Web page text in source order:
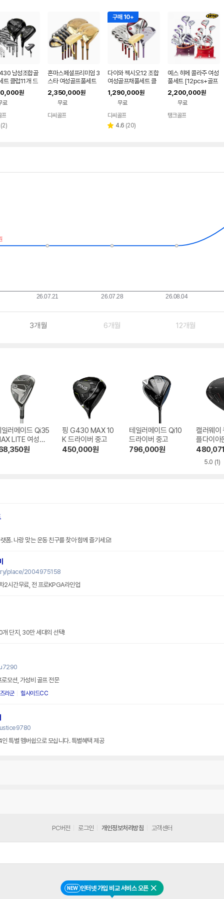
NEW 인터넷 가입 비교 서비스 오픈 닫기
남성조합골
트 클럽11개 드
1 유틸1 6I 퍼터
원
료
프
리
(2)
혼마스페셜프리미엄 3
스타 여성골프풀세트
클럽12개 드라이버 3
번 5번우드 8I 퍼터
2,350,000원
무료
디씨골프
구매 10+
다이와 젝시오12 조합
여성골프채풀세트 클
럽11개 드라이버 4번
유틸 8아이언 퍼터
1,290,000원
무료
페이
디씨골프
별 4.6 리
(20)
예스 히메 콜라주 여성
풀세트 [12pcs+골프
백세트/퍼플 레드]
2,200,000원
무료
탱크골프
3개월 6개월 12개월
러메이드 Qi35
LITE 여성용
큐 유틸리티 중
원
핑 G430 MAX 10
K 드라이버 중고
450,000원
테일러메이드 Qi10
드라이버 중고
796,000원
캘러웨이
플다이아
드라이버
5.0 (1)
폼. 나랑 맞는 운동 친구를 찾아 함께 즐기세요!
place/2004975158
2시간무료, 전 프로KPGA라인업
단지, 30만 세대의 선택!
모션, 가성비 골프 전문
라군 힐사이드CC
특별 멤버쉽으로 모십니다. 특별혜택 제공
PC버전 로그인 개인정보처리방침 고객센터